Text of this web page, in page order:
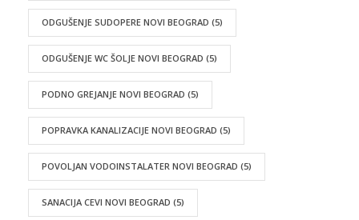
ODGUŠENJE SUDOPERE NOVI BEOGRAD (5)
ODGUŠENJE WC ŠOLJE NOVI BEOGRAD (5)
PODNO GREJANJE NOVI BEOGRAD (5)
POPRAVKA KANALIZACIJE NOVI BEOGRAD (5)
POVOLJAN VODOINSTALATER NOVI BEOGRAD (5)
SANACIJA CEVI NOVI BEOGRAD (5)